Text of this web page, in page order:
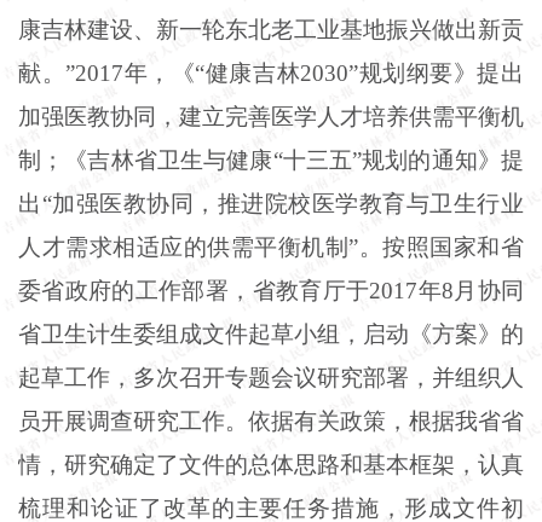
康吉林建设、新一轮东北老工业基地振兴做出新贡
献。”2017年，《“健康吉林2030”规划纲要》提出
加强医教协同，建立完善医学人才培养供需平衡机
制；《吉林省卫生与健康“十三五”规划的通知》提
出“加强医教协同，推进院校医学教育与卫生行业
人才需求相适应的供需平衡机制”。按照国家和省
委省政府的工作部署，省教育厅于2017年8月协同
省卫生计生委组成文件起草小组，启动《方案》的
起草工作，多次召开专题会议研究部署，并组织人
员开展调查研究工作。依据有关政策，根据我省省
情，研究确定了文件的总体思路和基本框架，认真
梳理和论证了改革的主要任务措施，形成文件初